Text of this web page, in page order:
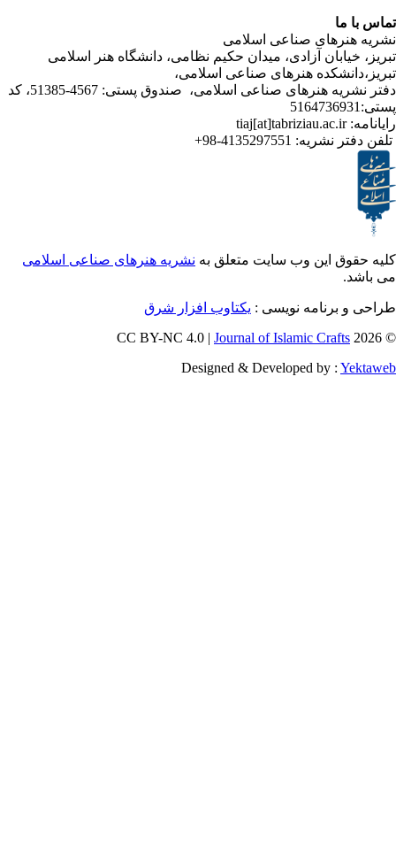
صناعی اسلامی
آزادی، میدان حکیم نظامی، دانشگاه هنر اسلامی
هنرهای صناعی اسلامی،
دفتر نشریه هنرهای صناعی اسلامی، صندوق پستی: 4567-51385، کد
نشریه:4135297551-98+
این وب سایت متعلق بهنشریه هنرهای صناعی اسلامی
نویسی : یکتاوب افزار شرق
Journal of Islamic
Designed & Developed by :